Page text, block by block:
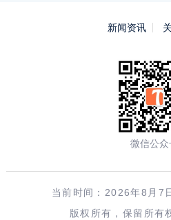
新闻资讯
微信公众
当前时间：2026年8月7
版权所有，保留所有